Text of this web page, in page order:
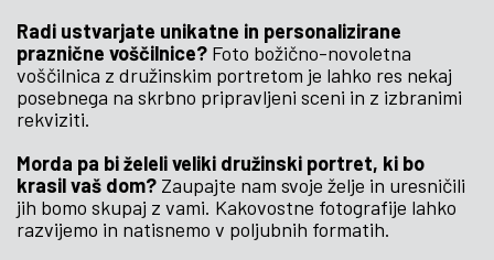
Radi ustvarjate unikatne in personalizirane
praznične voščilnice? Foto božično-novoletna
voščilnica z družinskim portretom je lahko res nekaj
posebnega na skrbno pripravljeni sceni in z izbranimi
rekviziti.
Morda pa bi želeli veliki družinski portret, ki bo
krasil vaš dom? Zaupajte nam svoje želje in uresničili
jih bomo skupaj z vami. Kakovostne fotografije lahko
razvijemo in natisnemo v poljubnih formatih.